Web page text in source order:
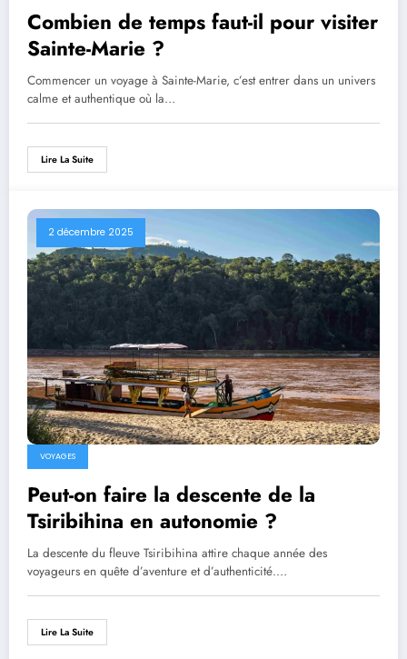
Combien de temps faut-il pour visiter
Sainte-Marie ?
Commencer un voyage à Sainte-Marie, c’est entrer dans un univers
calme et authentique où la…
Lire La Suite
2 décembre 2025
VOYAGES
Peut-on faire la descente de la
Tsiribihina en autonomie ?
La descente du fleuve Tsiribihina attire chaque année des
voyageurs en quête d’aventure et d’authenticité.…
Lire La Suite